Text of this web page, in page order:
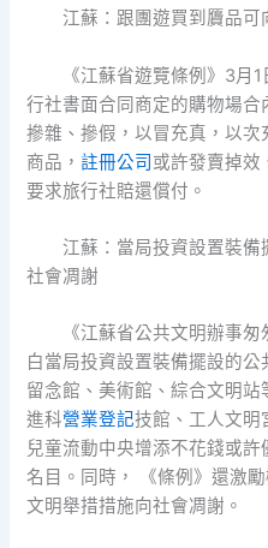
江蘇：跟團遊買到贗品可
《江蘇省遊覽條例》3月1
行社書面合同商定的購物場
摻雜、摻假，以冒充真，以
商品，註冊公司 或許發賣掉效
要求旅行社賠還償付。
江蘇：當局投資設置裝備
社會凋謝
《江蘇省公共文明辦事匆
白當局投資設置裝備擺設的公
留念館、美術館、綜合文明
進科營業登記技館、工人文明
兒童流動中央增添不花錢或
名目。同時， 《條例》還激
文明舉措措施向社會凋謝。